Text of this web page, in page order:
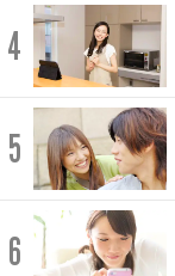
4
5
6